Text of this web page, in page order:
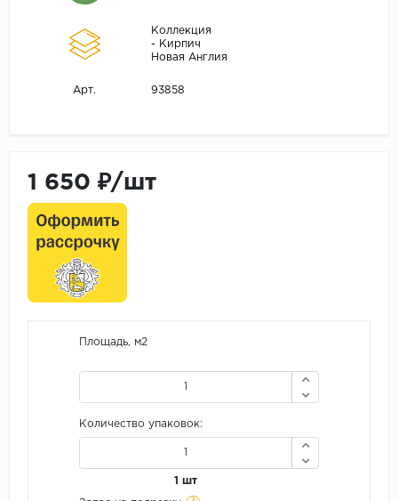
Коллекция
- Кирпич
Новая Англия
Арт. 93858
1 650 ₽/шт
Площадь, м2
Количество упаковок:
1 шт